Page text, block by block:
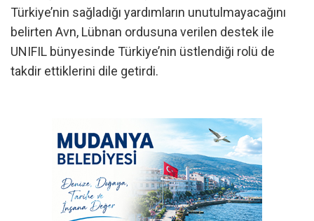
Türkiye’nin sağladığı yardımların unutulmayacağını
belirten Avn, Lübnan ordusuna verilen destek ile
UNIFIL bünyesinde Türkiye’nin üstlendiği rolü de
takdir ettiklerini dile getirdi.